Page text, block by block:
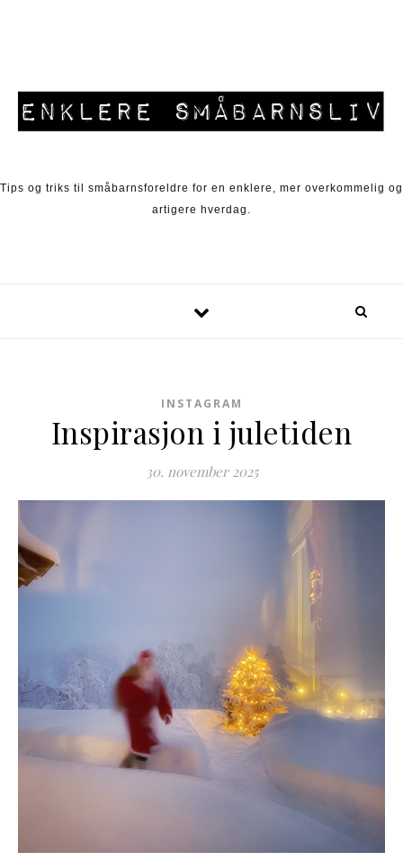
Tips og triks til småbarnsforeldre for en enklere, mer overkommelig og
artigere hverdag.
INSTAGRAM
Inspirasjon i juletiden
30. november 2025